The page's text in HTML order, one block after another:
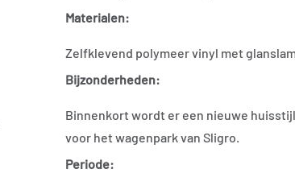
Materialen:
Zelfklevend polymeer vinyl met
Bijzonderheden:
Binnenkort wordt er een nieuwe
voor het wagenpark van Sligro.
Periode: